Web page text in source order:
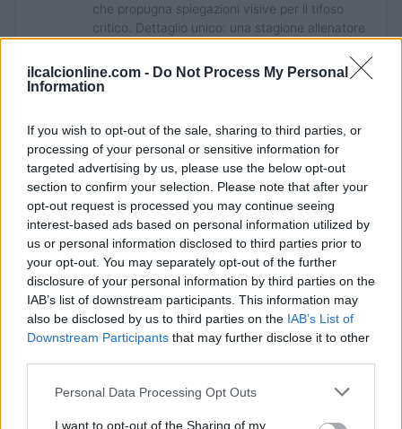
ilcalcionline.com - Do Not Process My Personal
Information
If you wish to opt-out of the sale, sharing to third parties, or
processing of your personal or sensitive information for
targeted advertising by us, please use the below opt-out
section to confirm your selection. Please note that after your
opt-out request is processed you may continue seeing
interest-based ads based on personal information utilized by
us or personal information disclosed to third parties prior to
your opt-out. You may separately opt-out of the further
disclosure of your personal information by third parties on the
IAB’s list of downstream participants. This information may
also be disclosed by us to third parties on the IAB’s List of
Downstream Participants that may further disclose it to other
Please note that this website/app uses one or more Google
not limited to your visit or usage behaviour. You may click to
Personal Data Processing Opt Outs
I want to opt-out of the Sharing of my
che propugna spiegazioni visive per il tifoso
critico. Dettaglio unico: una stagione allenatore